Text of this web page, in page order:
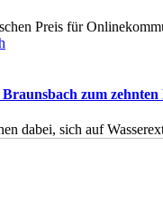
Preis für
zum zehnten
dabei, sich auf